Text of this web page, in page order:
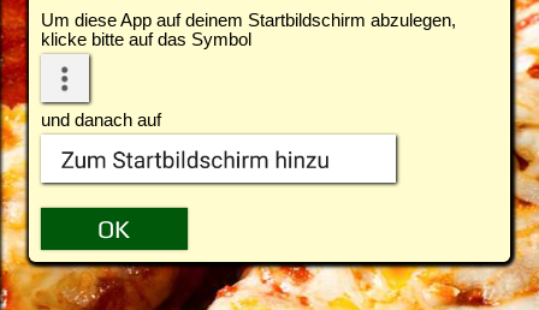
Um diese App auf deinem Startbildschirm abzulegen,
klicke bitte auf das Symbol
und danach auf